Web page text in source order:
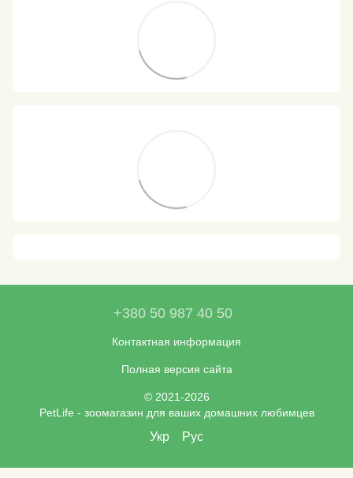
+380 50 987 40 50
Контактная информация
Полная версия сайта
© 2021-2026
PetLife - зоомагазин для ваших домашних любимцев
Укр Рус